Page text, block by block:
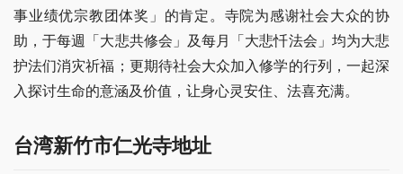
事业绩优宗教团体奖」的肯定。寺院为感谢社会大众的协
助，于每週「大悲共修会」及每月「大悲忏法会」均为大悲
护法们消灾祈福；更期待社会大众加入修学的行列，一起深
入探讨生命的意涵及价值，让身心灵安住、法喜充满。
台湾新竹市仁光寺地址